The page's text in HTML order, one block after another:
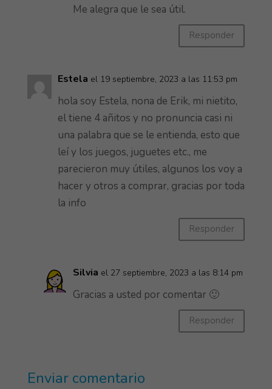
Me alegra que le sea útil.
Responder
Estela el 19 septiembre, 2023 a las 11:53 pm
hola soy Estela, nona de Erik, mi nietito,
el tiene 4 añitos y no pronuncia casi ni
una palabra que se le entienda, esto que
leí y los juegos, juguetes etc., me
parecieron muy útiles, algunos los voy a
hacer y otros a comprar, gracias por toda
la info
Responder
Silvia el 27 septiembre, 2023 a las 8:14 pm
Gracias a usted por comentar 🙂
Responder
Enviar comentario